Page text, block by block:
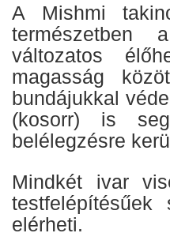
A Mishmi
természetben
változatos
magasság
bundájukkal
(kosorr) is
belélegzésre
Mindkét ivar
elérheti.